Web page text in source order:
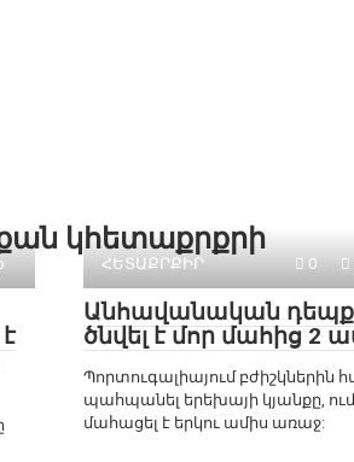
կհետաքրքրի
ՀԵՏԱՔՐՔԻՐ 0
Անհավանական
ծնվել է մոր մահից 2
Պորտուգալիայում բժիշկներին
պահպանել երեխայի կյանքը,
մահացել է երկու ամիս առաջ: